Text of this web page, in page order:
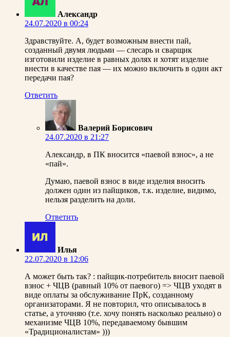
Александр
24.07.2020 в 00:24
Здравствуйте. А, будет возможным внести пай,
созданный двумя людьми — слесарь и сварщик
изготовили изделие в равных долях и хотят изделие
внести в качестве пая — их можно включить в один акт
передачи пая?
Ответить
Валерий Борисович
24.07.2020 в 21:27
Александр, в ПК вносится «паевой взнос», а не
«пай».
Думаю, паевой взнос в виде изделия вносить
должен один из пайщиков, т.к. изделие, видимо,
нельзя разделить на доли.
Ответить
Илья
22.07.2020 в 12:06
А может быть так? : пайщик-потребитель вносит паевой
взнос + ЧЦВ (равный 10% от паевого) => ЧЦВ уходят в
виде оплаты за обслуживание ПрК, созданному
организаторами. Я не повторил, что описывалось в
статье, а уточняю (т.е. хочу понять насколько реально) о
механизме ЧЦВ 10%, передаваемому бывшим
«Традиционалистам» )))